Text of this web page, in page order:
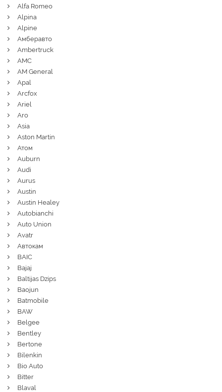
Alfa Romeo
Alpina
Alpine
Амберавто
Ambertruck
AMC
AM General
Apal
Arcfox
Ariel
Aro
Asia
Aston Martin
Атом
Auburn
Audi
Aurus
Austin
Austin Healey
Autobianchi
Auto Union
Avatr
Автокам
BAIC
Bajaj
Baltijas Dzips
Baojun
Batmobile
BAW
Belgee
Bentley
Bertone
Bilenkin
Bio Auto
Bitter
Blaval